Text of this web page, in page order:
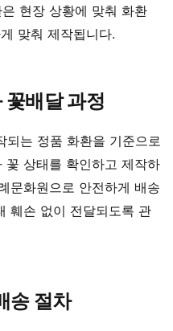
현장 상황에 맞춰 화환
맞춰 제작됩니다.
배달 과정
되는 정품 화환을 기준으로
꽃 상태를 확인하고 제작하
문화원으로 안전하게 배송
훼손 없이 전달되도록 관
송 절차